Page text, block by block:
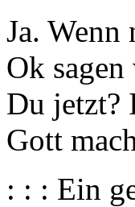
Ja.
Ok
Du jetzt?
Gott
: : : Ein